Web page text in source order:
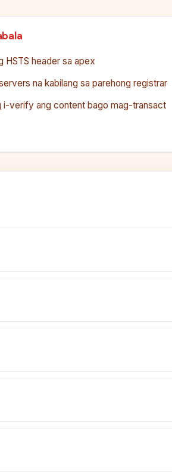
HSTS header sa apex
na kabilang sa parehong registrar
i-verify ang content bago mag-transact